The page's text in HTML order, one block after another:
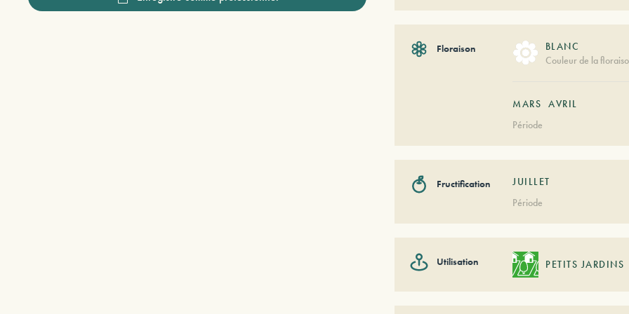
Floraison
BLANC
Couleur de la
MARS
AVRIL
Période
Fructification
JUILLET
Période
Utilisation PETITS JARDINS